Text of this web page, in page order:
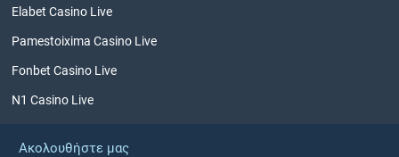
Elabet Casino Live
Pamestoixima Casino Live
Fonbet Casino Live
N1 Casino Live
Ακολουθήστε μας